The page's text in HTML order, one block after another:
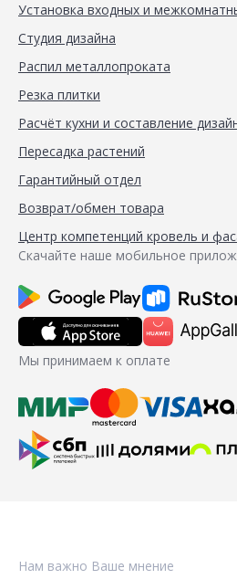
Установка входных и
Студия дизайна
Распил металлопроката
Резка плитки
Расчёт кухни и составление
Пересадка растений
Гарантийный отдел
Возврат/обмен товара
Центр компетенций кровель и
Скачайте наше мобильное
Мы принимаем к оплате
Нам важно Ваше мнение